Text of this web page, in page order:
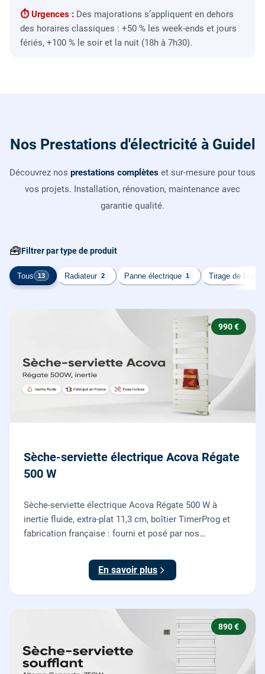
⏱ Urgences : Des majorations s’appliquent en dehors
des horaires classiques : +50 % les week-ends et jours
fériés, +100 % le soir et la nuit (18h à 7h30).
Nos Prestations d'électricité à Guidel
Découvrez nos prestations complètes et sur-mesure pour tous
vos projets. Installation, rénovation, maintenance avec
garantie qualité.
🧰Filtrer par type de produit
Tous 13 Radiateur 2 Panne électrique 1 Tirage de Ligne
990 €
Sèche-serviette électrique Acova Régate
500 W
Sèche-serviette électrique Acova Régate 500 W à
inertie fluide, extra-plat 11,3 cm, boîtier TimerProg et
fabrication française : fourni et posé par nos
En savoir plus
890 €